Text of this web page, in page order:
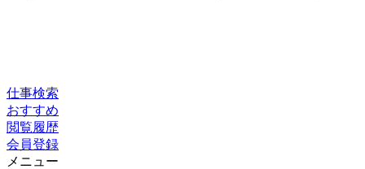
仕事検索
おすすめ
閲覧履歴
会員登録
メニュー